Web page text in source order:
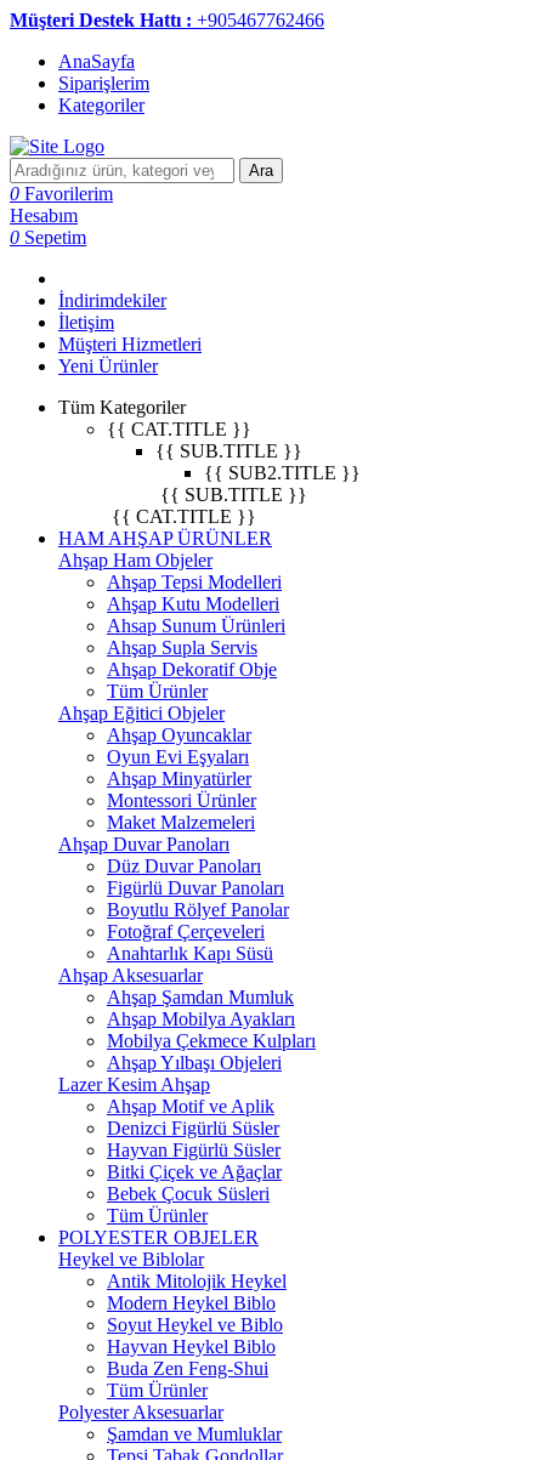
Müşteri Destek Hattı : +905467762466
AnaSayfa
Siparişlerim
Kategoriler
Ara
0 Favorilerim
Hesabım
0 Sepetim
İndirimdekiler
İletişim
Müşteri Hizmetleri
Yeni Ürünler
Tüm Kategoriler
{{ CAT.TITLE }}
{{ SUB.TITLE }}
{{ SUB2.TITLE }}
{{ SUB.TITLE }}
{{ CAT.TITLE }}
HAM AHŞAP ÜRÜNLER
Ahşap Ham Objeler
Ahşap Tepsi Modelleri
Ahşap Kutu Modelleri
Ahsap Sunum Ürünleri
Ahşap Supla Servis
Ahşap Dekoratif Obje
Tüm Ürünler
Ahşap Eğitici Objeler
Ahşap Oyuncaklar
Oyun Evi Eşyaları
Ahşap Minyatürler
Montessori Ürünler
Maket Malzemeleri
Ahşap Duvar Panoları
Düz Duvar Panoları
Figürlü Duvar Panoları
Boyutlu Rölyef Panolar
Fotoğraf Çerçeveleri
Anahtarlık Kapı Süsü
Ahşap Aksesuarlar
Ahşap Şamdan Mumluk
Ahşap Mobilya Ayakları
Mobilya Çekmece Kulpları
Ahşap Yılbaşı Objeleri
Lazer Kesim Ahşap
Ahşap Motif ve Aplik
Denizci Figürlü Süsler
Hayvan Figürlü Süsler
Bitki Çiçek ve Ağaçlar
Bebek Çocuk Süsleri
Tüm Ürünler
POLYESTER OBJELER
Heykel ve Biblolar
Antik Mitolojik Heykel
Modern Heykel Biblo
Soyut Heykel ve Biblo
Hayvan Heykel Biblo
Buda Zen Feng-Shui
Tüm Ürünler
Polyester Aksesuarlar
Şamdan ve Mumluklar
Tepsi Tabak Gondollar